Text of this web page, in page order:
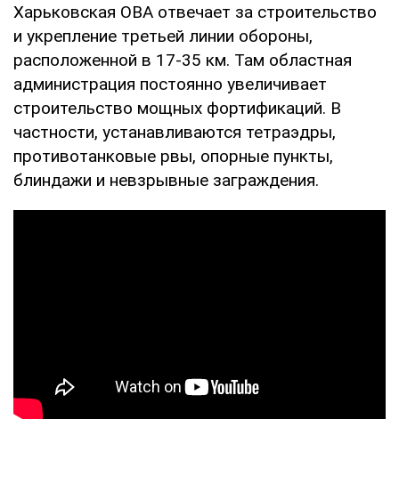
Харьковская ОВА отвечает за строительство
и укрепление третьей линии обороны,
расположенной в 17-35 км. Там областная
администрация постоянно увеличивает
строительство мощных фортификаций. В
частности, устанавливаются тетраэдры,
противотанковые рвы, опорные пункты,
блиндажи и невзрывные заграждения.